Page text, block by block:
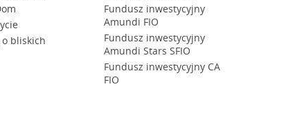
o bliskich
Fundusz inwestycyjny
Amundi FIO
Fundusz inwestycyjny
Amundi Stars SFIO
Fundusz inwestycyjny CA
FIO